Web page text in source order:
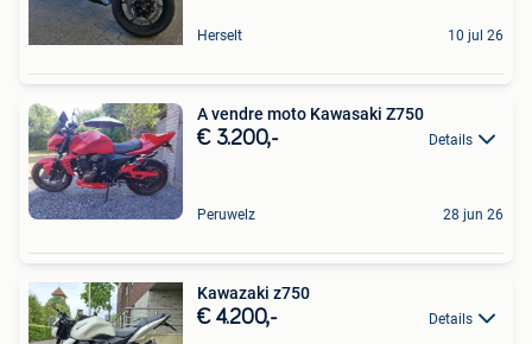
Herselt 10 jul 26
A vendre moto Kawasaki Z750
€ 3.200,- Details
Peruwelz 28 jun 26
Kawazaki z750
€ 4.200,- Details